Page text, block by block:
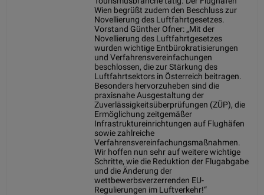
Wien begrüßt zudem den Beschluss zur
Novellierung des Luftfahrtgesetzes.
Vorstand Günther Ofner: „Mit der
Novellierung des Luftfahrtgesetzes
wurden wichtige Entbürokratisierungen
und Verfahrensvereinfachungen
beschlossen, die zur Stärkung des
Luftfahrtsektors in Österreich beitragen.
Besonders hervorzuheben sind die
praxisnahe Ausgestaltung der
Zuverlässigkeitsüberprüfungen (ZÜP), die
Ermöglichung zeitgemäßer
Infrastruktureinrichtungen auf Flughäfen
sowie zahlreiche
Verfahrensvereinfachungsmaßnahmen.
Wir hoffen nun sehr auf weitere wichtige
Schritte, wie die Reduktion der Flugabgabe
und die Änderung der
wettbewerbsverzerrenden EU-
Regulierungen im Luftverkehr!“